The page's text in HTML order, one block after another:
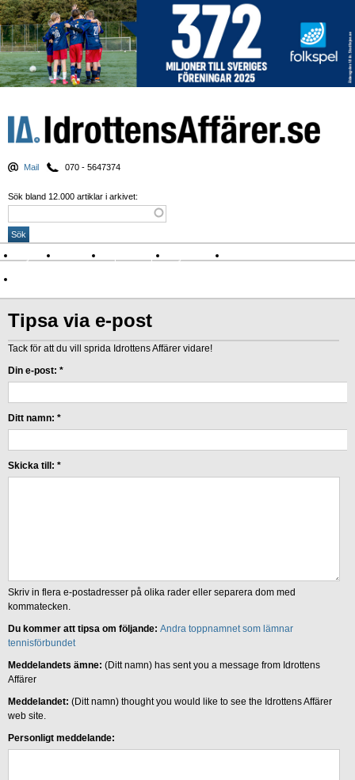
Mail 070 - 5647374
Sök bland 12.000 artiklar i arkivet:
Nyheter Krönikor Sport & spel Nyhetsbrev
Tipsa via e-post
Tack för att du vill sprida Idrottens Affärer vidare!
Din e-post: *
Ditt namn: *
Skicka till: *
Skriv in flera e-postadresser på olika rader eller separera dom med
kommatecken.
Du kommer att tipsa om följande: Andra toppnamnet som lämnar
tennisförbundet
Meddelandets ämne: (Ditt namn) has sent you a message from Idrottens
Affärer
Meddelandet: (Ditt namn) thought you would like to see the Idrottens Affärer
web site.
Personligt meddelande: